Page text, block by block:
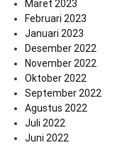
Maret 2023
Februari 2023
Januari 2023
Desember 2022
November 2022
Oktober 2022
September 2022
Agustus 2022
Juli 2022
Juni 2022